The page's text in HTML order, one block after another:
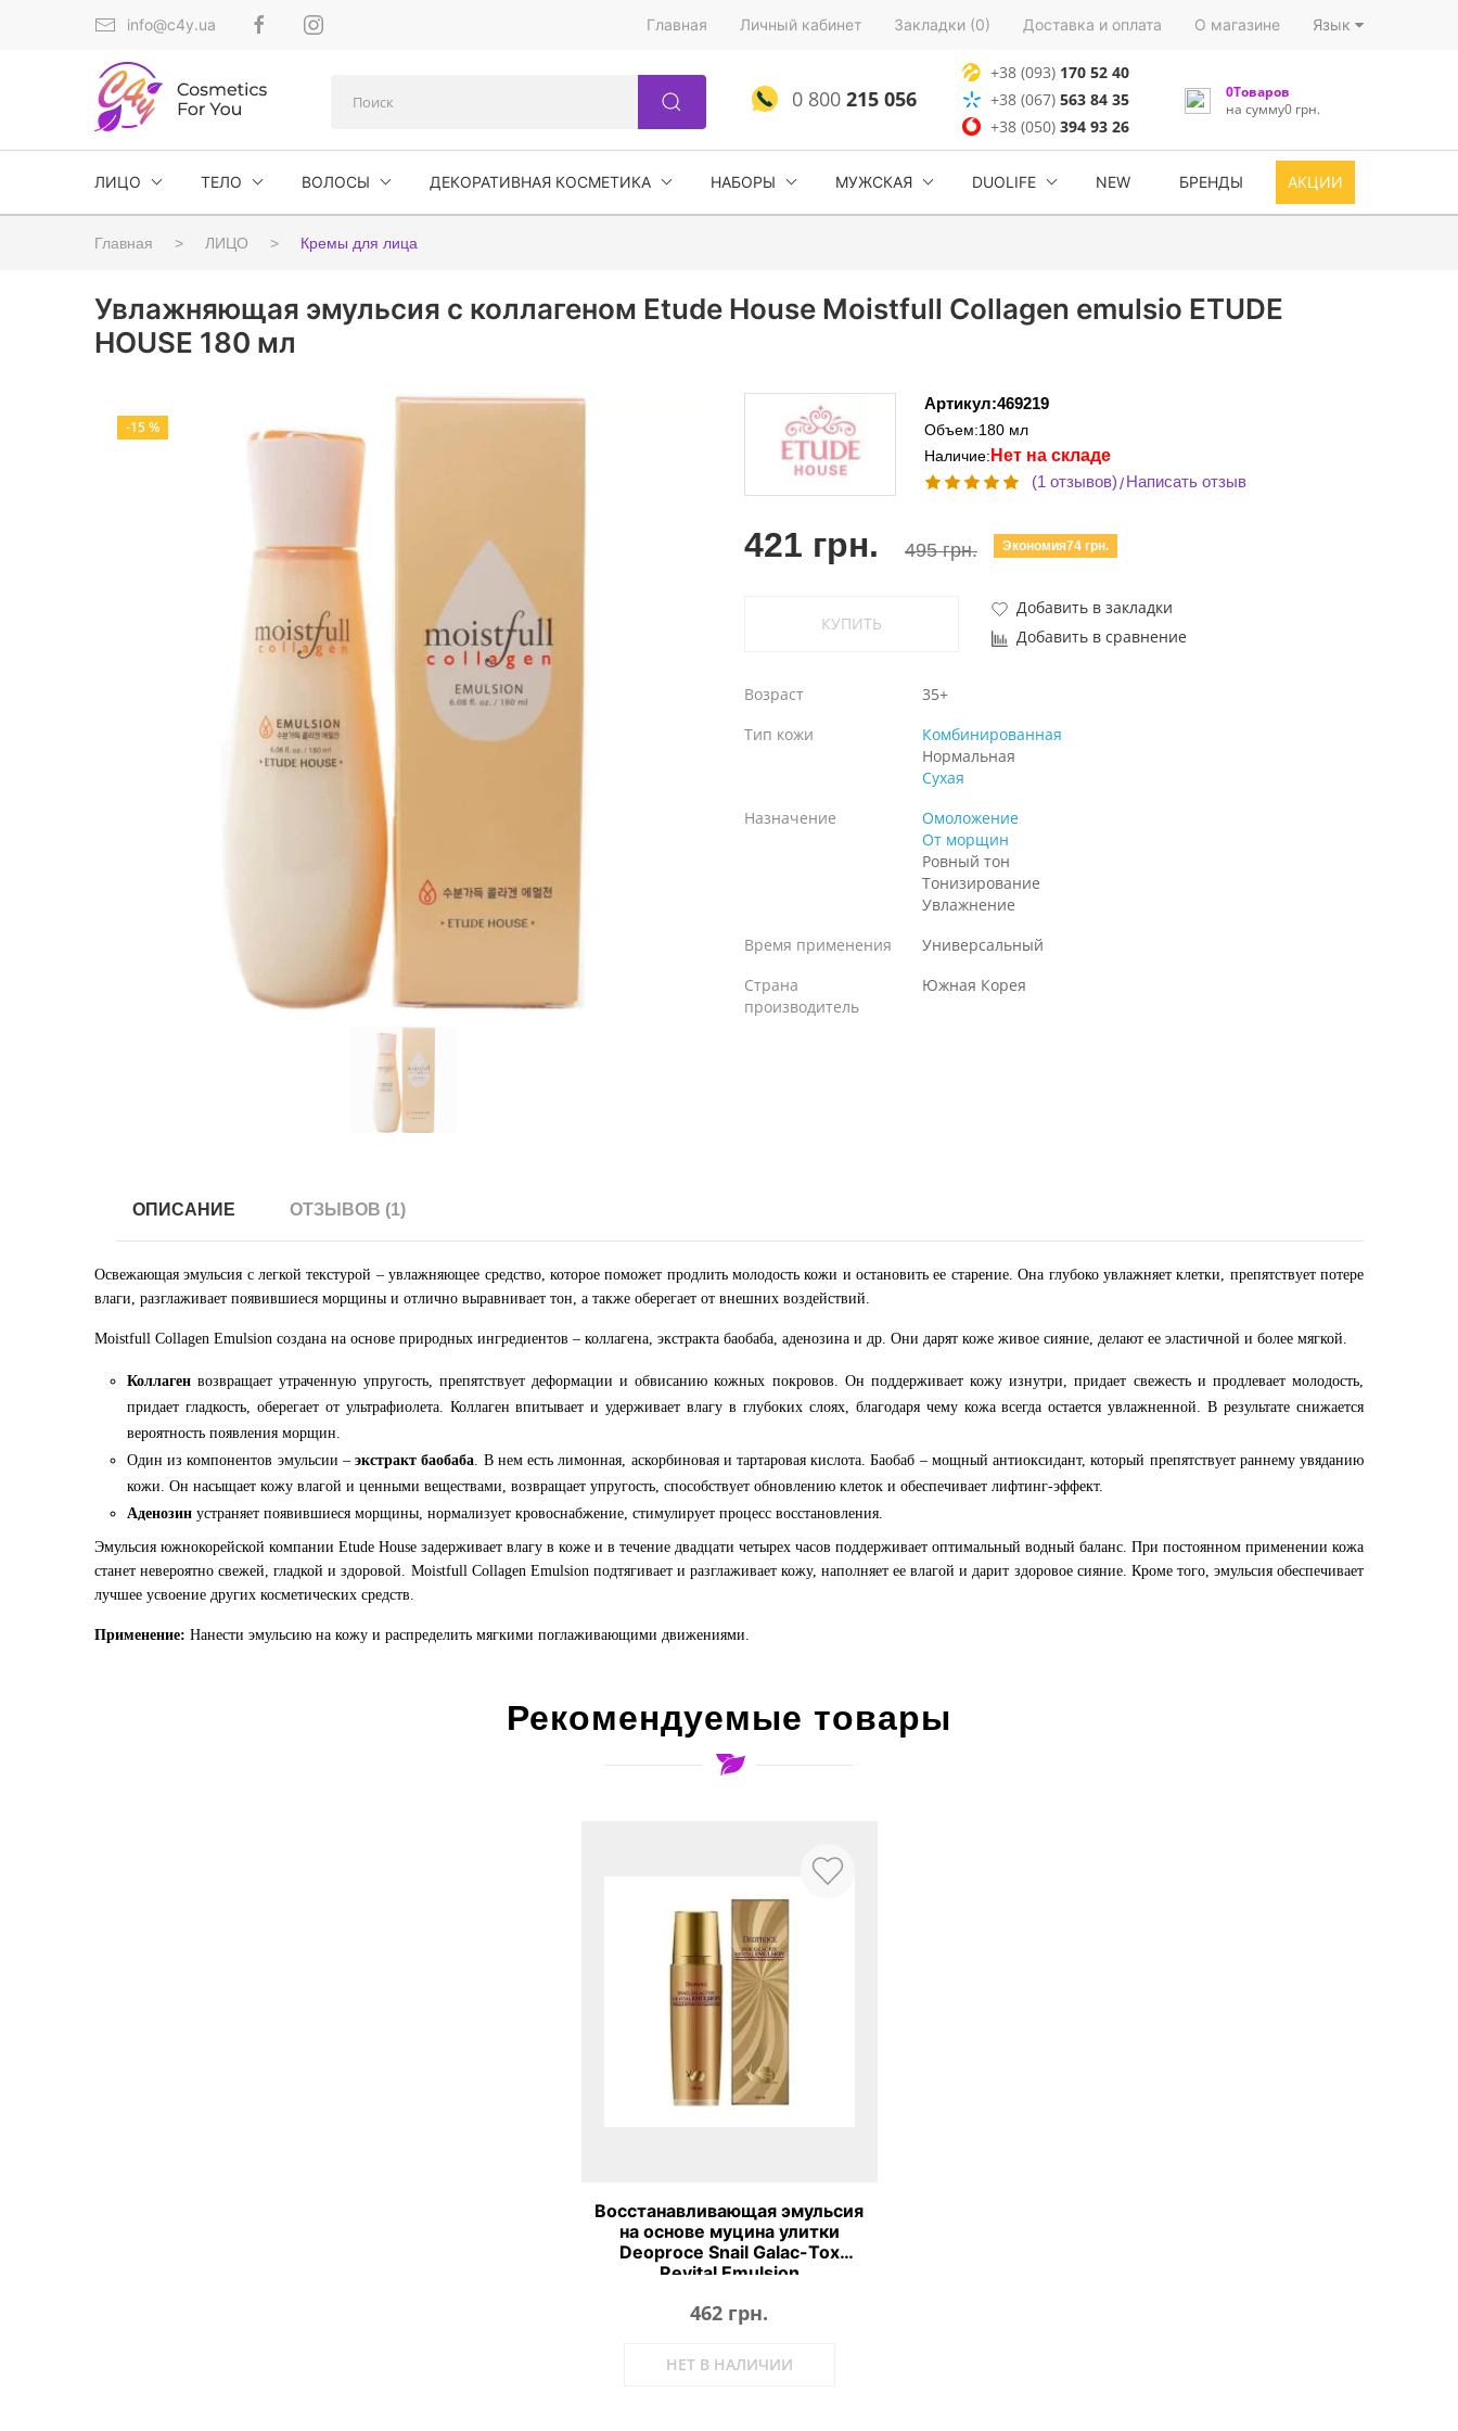
info@c4y.ua Главная Личный кабинет Закладки (0) Доставка и оплата О магазине Язык
0 800215 056
+38 (093) 170 52 40
+38 (067) 563 84 35
+38 (050)394 93 26
0Товаров
на сумму0 грн.
ЛИЦО ТЕЛО ВОЛОСЫ ДЕКОРАТИВНАЯ КОСМЕТИКА НАБОРЫ МУЖСКАЯ DUOLIFE NEW БРЕНДЫ АКЦИИ
Главная ЛИЦО Кремы для лица
Увлажняющая эмульсия с коллагеном Etude House Moistfull Collagen emulsio ETUDE
HOUSE 180 мл
-15 %
Артикул:469219
Объем:180 мл
Наличие: Нет на складе
(1 отзывов)/Написать отзыв
421 грн. 495 грн. Экономия74 грн.
КУПИТЬ
Добавить в закладки
Добавить в сравнение
Возраст
35+
Тип кожи
Комбинированная
Нормальная
Сухая
Назначение
Омоложение
От морщин
Ровный тон
Тонизирование
Увлажнение
Время применения
Универсальный
Страна
производитель
Южная Корея
ОПИСАНИЕ ОТЗЫВОВ (1)
Освежающая эмульсия с легкой текстурой – увлажняющее средство, которое поможет продлить молодость кожи и остановить ее старение. Она глубоко увлажняет клетки, препятствует потере
влаги, разглаживает появившиеся морщины и отлично выравнивает тон, а также оберегает от внешних воздействий.
Moistfull Collagen Emulsion создана на основе природных ингредиентов – коллагена, экстракта баобаба, аденозина и др. Они дарят коже живое сияние, делают ее эластичной и более мягкой.
Коллаген возвращает утраченную упругость, препятствует деформации и обвисанию кожных покровов. Он поддерживает кожу изнутри, придает свежесть и продлевает молодость,
придает гладкость, оберегает от ультрафиолета. Коллаген впитывает и удерживает влагу в глубоких слоях, благодаря чему кожа всегда остается увлажненной. В результате снижается
вероятность появления морщин.
Один из компонентов эмульсии –экстракт баобаба. В нем есть лимонная, аскорбиновая и тартаровая кислота. Баобаб – мощный антиоксидант, который препятствует раннему увяданию
кожи. Он насыщает кожу влагой и ценными веществами, возвращает упругость, способствует обновлению клеток и обеспечивает лифтинг-эффект.
Аденозин устраняет появившиеся морщины, нормализует кровоснабжение, стимулирует процесс восстановления.
Эмульсия южнокорейской компании Etude House задерживает влагу в коже и в течение двадцати четырех часов поддерживает оптимальный водный баланс. При постоянном применении кожа
станет невероятно свежей, гладкой и здоровой. Moistfull Collagen Emulsion подтягивает и разглаживает кожу, наполняет ее влагой и дарит здоровое сияние. Кроме того, эмульсия обеспечивает
лучшее усвоение других косметических средств.
Применение: Нанести эмульсию на кожу и распределить мягкими поглаживающими движениями.
Рекомендуемые товары
Восстанавливающая эмульсия
на основе муцина улитки
Deoproce Snail Galac-Tox
Revital Emulsion
462 грн.
НЕТ В НАЛИЧИИ